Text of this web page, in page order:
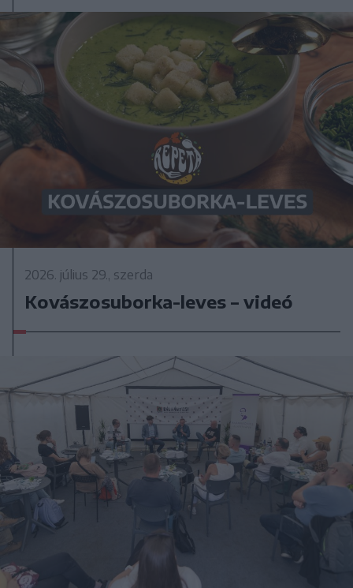
2026. július 29., szerda
Kovászosuborka-leves – videó